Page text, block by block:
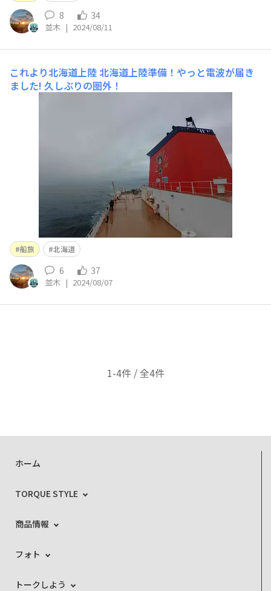
8 34
並木 | 2024/08/11
これより北海道上陸北海道上陸準備！やっと電波が届き
ました! 久しぶりの圏外！
船旅 北海道
6 37
並木 | 2024/08/07
1-4件 / 全4件
ホーム
TORQUE STYLE
商品情報
フォト
トークしよう